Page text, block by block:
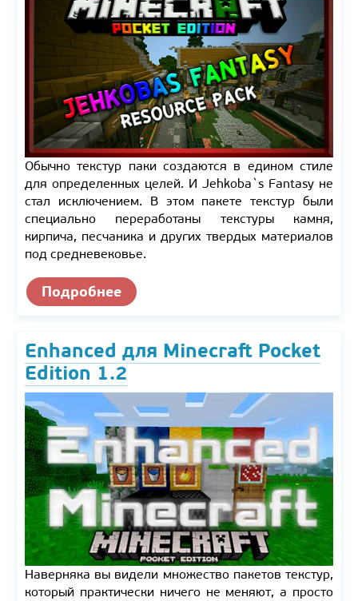
Обычно текстур паки создаются в едином стиле
для определенных целей. И Jehkoba`s Fantasy не
стал исключением. В этом пакете текстур были
специально переработаны текстуры камня,
кирпича, песчаника и других твердых материалов
под средневековье.
Подробнее
Enhanced для Minecraft Pocket
Edition 1.2
Наверняка вы видели множество пакетов текстур,
который практически ничего не меняют, а просто